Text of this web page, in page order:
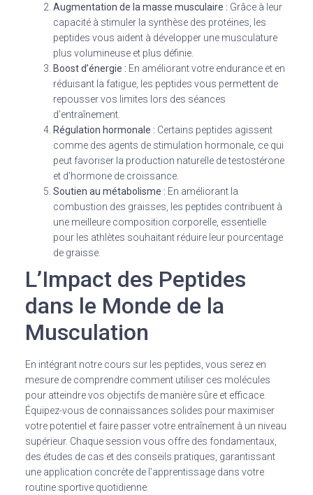
Augmentation de la masse musculaire : Grâce à leur
capacité à stimuler la synthèse des protéines, les
peptides vous aident à développer une musculature
plus volumineuse et plus définie.
Boost d’énergie : En améliorant votre endurance et en
réduisant la fatigue, les peptides vous permettent de
repousser vos limites lors des séances
d’entraînement.
Régulation hormonale : Certains peptides agissent
comme des agents de stimulation hormonale, ce qui
peut favoriser la production naturelle de testostérone
et d’hormone de croissance.
Soutien au métabolisme : En améliorant la
combustion des graisses, les peptides contribuent à
une meilleure composition corporelle, essentielle
pour les athlètes souhaitant réduire leur pourcentage
de graisse.
L’Impact des Peptides
dans le Monde de la
Musculation
En intégrant notre cours sur les peptides, vous serez en
mesure de comprendre comment utiliser ces molécules
pour atteindre vos objectifs de manière sûre et efficace.
Équipez-vous de connaissances solides pour maximiser
votre potentiel et faire passer votre entraînement à un niveau
supérieur. Chaque session vous offre des fondamentaux,
des études de cas et des conseils pratiques, garantissant
une application concrète de l’apprentissage dans votre
routine sportive quotidienne.